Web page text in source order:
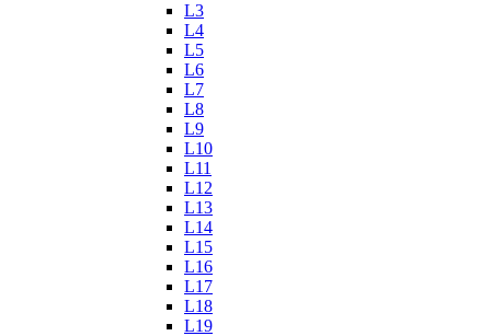
L3
L4
L5
L6
L7
L8
L9
L10
L11
L12
L13
L14
L15
L16
L17
L18
L19